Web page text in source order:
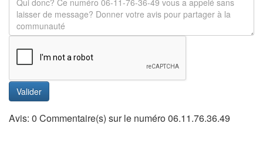
Valider
Avis: 0 Commentaire(s) sur le numéro 06.11.76.36.49